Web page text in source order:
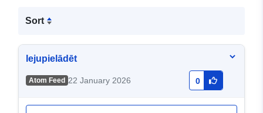
Sort
lejupielādēt
Atom Feed 22 January 2026 0